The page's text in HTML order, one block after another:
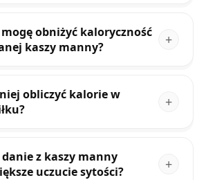
obniżyć kaloryczność
kaszy manny?
obliczyć kalorie w
danie z kaszy manny
uczucie sytości?